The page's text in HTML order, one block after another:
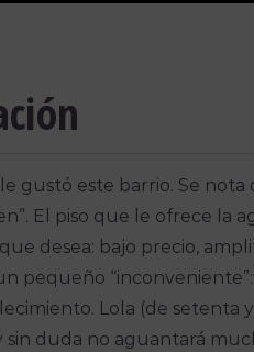
gustó este barrio. Se
El piso que le ofrece la
desea: bajo precio,
pequeño
Lola (de setenta
sin duda no aguantará